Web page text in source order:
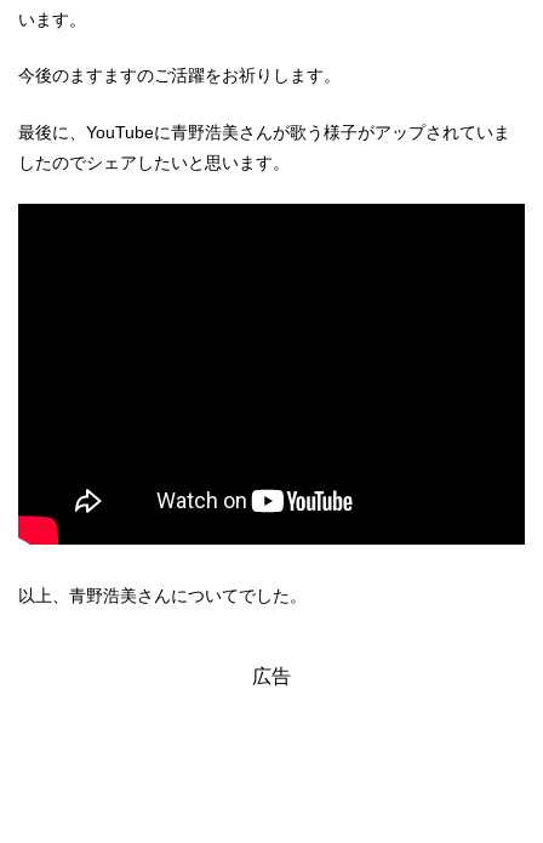
います。
今後のますますのご活躍をお祈りします。
最後に、YouTubeに青野浩美さんが歌う様子がアップされていま
したのでシェアしたいと思います。
以上、青野浩美さんについてでした。
広告